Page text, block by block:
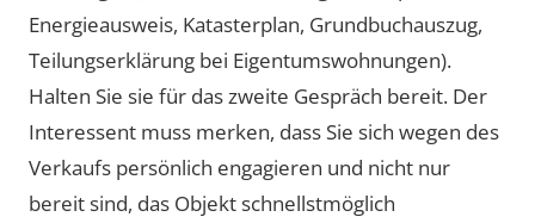
Energieausweis, Katasterplan, Grundbuchauszug,
Teilungserklärung bei Eigentumswohnungen).
Halten Sie sie für das zweite Gespräch bereit. Der
Interessent muss merken, dass Sie sich wegen des
Verkaufs persönlich engagieren und nicht nur
bereit sind, das Objekt schnellstmöglich